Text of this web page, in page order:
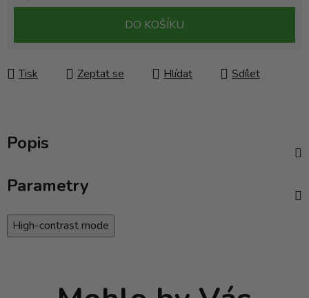
DO KOŠÍKU
Tisk Zeptat se Hlídat Sdílet
Popis
Parametry
High-contrast mode